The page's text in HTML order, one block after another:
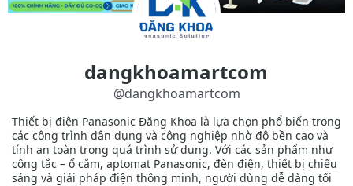
dangkhoamartcom
@dangkhoamartcom
Thiết bị điện Panasonic Đăng Khoa là lựa chọn phổ biến trong
các công trình dân dụng và công nghiệp nhờ độ bền cao và
tính an toàn trong quá trình sử dụng. Với các sản phẩm như
công tắc – ổ cắm, aptomat Panasonic, đèn điện, thiết bị chiếu
sáng và giải pháp điện thông minh, người dùng dễ dàng tối